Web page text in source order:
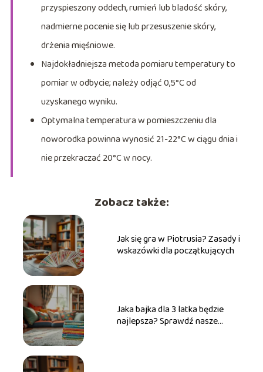
przyspieszony oddech, rumień lub bladość skóry,
nadmierne pocenie się lub przesuszenie skóry,
drżenia mięśniowe.
Najdokładniejsza metoda pomiaru temperatury to
pomiar w odbycie; należy odjąć 0,5°C od
uzyskanego wyniku.
Optymalna temperatura w pomieszczeniu dla
noworodka powinna wynosić 21-22°C w ciągu dnia i
nie przekraczać 20°C w nocy.
Zobacz także:
Jak się gra w Piotrusia? Zasady i
wskazówki dla początkujących
Jaka bajka dla 3 latka będzie
najlepsza? Sprawdź nasze